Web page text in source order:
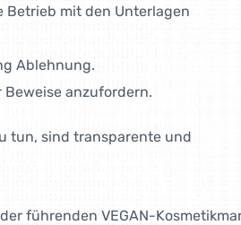
mit den Unterlagen
Ablehnung.
anzufordern.
tun, sind transparente und
führenden VEGAN-